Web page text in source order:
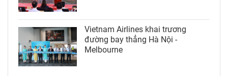
Vietnam Airlines khai trương
đường bay thẳng Hà Nội -
Melbourne